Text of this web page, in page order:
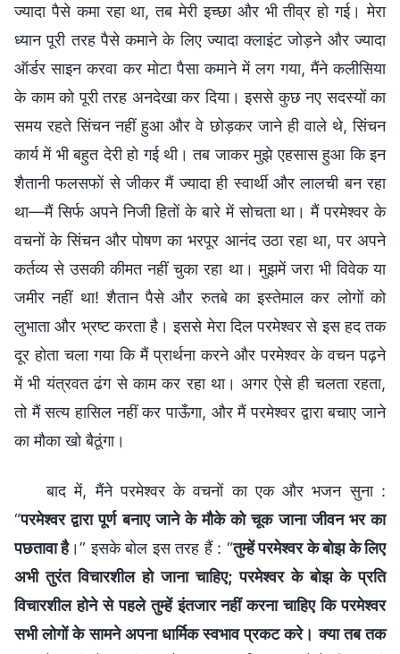
ज्यादा पैसे कमा रहा था, तब मेरी इच्छा और भी तीव्र हो गई। मेरा
ध्यान पूरी तरह पैसे कमाने के लिए ज्यादा क्लाइंट जोड़ने और ज्यादा
ऑर्डर साइन करवा कर मोटा पैसा कमाने में लग गया, मैंने कलीसिया
के काम को पूरी तरह अनदेखा कर दिया। इससे कुछ नए सदस्यों का
समय रहते सिंचन नहीं हुआ और वे छोड़कर जाने ही वाले थे, सिंचन
कार्य में भी बहुत देरी हो गई थी। तब जाकर मुझे एहसास हुआ कि इन
शैतानी फलसफों से जीकर मैं ज्यादा ही स्वार्थी और लालची बन रहा
था—मैं सिर्फ अपने निजी हितों के बारे में सोचता था। मैं परमेश्वर के
वचनों के सिंचन और पोषण का भरपूर आनंद उठा रहा था, पर अपने
कर्तव्य से उसकी कीमत नहीं चुका रहा था। मुझमें जरा भी विवेक या
जमीर नहीं था! शैतान पैसे और रुतबे का इस्तेमाल कर लोगों को
लुभाता और भ्रष्ट करता है। इससे मेरा दिल परमेश्वर से इस हद तक
दूर होता चला गया कि मैं प्रार्थना करने और परमेश्वर के वचन पढ़ने
में भी यंत्रवत ढंग से काम कर रहा था। अगर ऐसे ही चलता रहता,
तो मैं सत्य हासिल नहीं कर पाऊँगा, और मैं परमेश्वर द्वारा बचाए जाने
का मौका खो बैठूंगा।
बाद में, मैंने परमेश्वर के वचनों का एक और भजन सुना :
“परमेश्वर द्वारा पूर्ण बनाए जाने के मौके को चूक जाना जीवन भर का
पछतावा है।” इसके बोल इस तरह हैं : “तुम्हें परमेश्वर के बोझ के लिए
अभी तुरंत विचारशील हो जाना चाहिए; परमेश्वर के बोझ के प्रति
विचारशील होने से पहले तुम्हें इंतजार नहीं करना चाहिए कि परमेश्वर
सभी लोगों के सामने अपना धार्मिक स्वभाव प्रकट करे। क्या तब तक